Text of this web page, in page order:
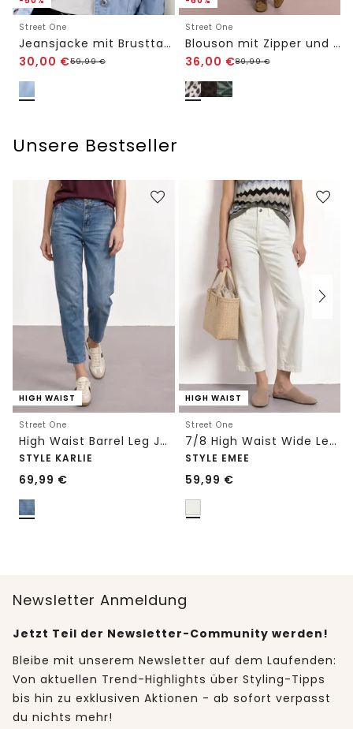
Street One
Jeansjacke mit Brusttaschen und Knöpfen
30,00 €59,99€
Street One
Blouson mit Zipper und Print
36,00 €89,99€
Unsere Bestseller
HIGH WAIST
Street One
High Waist Barrel Leg Jeans im Loose Fit
STYLE KARLIE
69,99 €
HIGH WAIST
Street One
7/8 High Waist Wide Leg Jeans im Loose Fit
STYLE EMEE
59,99 €
Newsletter Anmeldung
Jetzt Teil der Newsletter-Community werden!
Bleibe mit unserem Newsletter auf dem Laufenden:
Von aktuellen Trend-Highlights über Styling-Tipps
bis hin zu exklusiven Aktionen - ab sofort verpasst
du nichts mehr!